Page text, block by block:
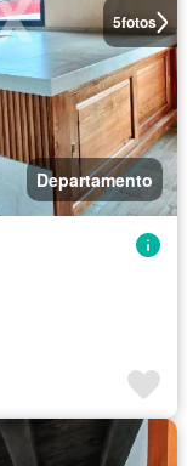
5fotos
Departamento